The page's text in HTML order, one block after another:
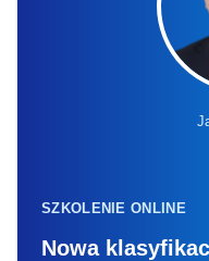
SZKOLENIE ONLINE
Nowa